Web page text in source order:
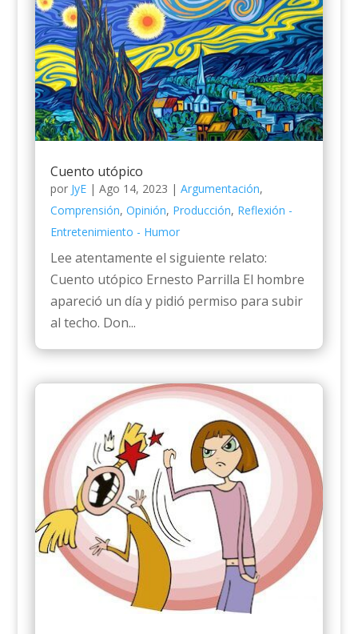
Cuento utópico
por JyE| Ago 14, 2023 | Argumentación,
Comprensión, Opinión, Producción, Reflexión -
Entretenimiento - Humor
Lee atentamente el siguiente relato:
Cuento utópico Ernesto Parrilla El hombre
apareció un día y pidió permiso para subir
al techo. Don...